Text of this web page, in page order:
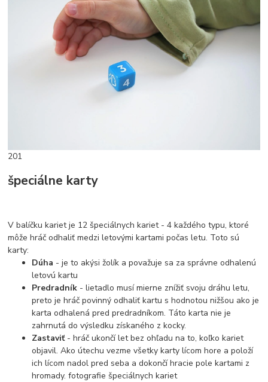
201
špeciálne karty
V balíčku kariet je 12 špeciálnych kariet - 4 každého typu, ktoré
môže hráč odhaliť medzi letovými kartami počas letu. Toto sú
karty:
Dúha - je to akýsi žolík a považuje sa za správne odhalenú
letovú kartu
Predradník - lietadlo musí mierne znížiť svoju dráhu letu,
preto je hráč povinný odhaliť kartu s hodnotou nižšou ako je
karta odhalená pred predradníkom. Táto karta nie je
zahrnutá do výsledku získaného z kocky.
Zastaviť - hráč ukončí let bez ohľadu na to, koľko kariet
objavil. Ako útechu vezme všetky karty lícom hore a položí
ich lícom nadol pred seba a dokončí hracie pole kartami z
hromady. fotografie špeciálnych kariet